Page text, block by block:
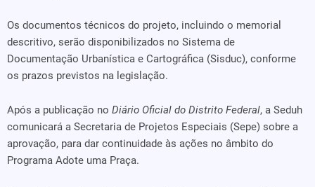
Os documentos técnicos do projeto, incluindo o memorial
descritivo, serão disponibilizados no Sistema de
Documentação Urbanística e Cartográfica (Sisduc), conforme
os prazos previstos na legislação.
Após a publicação no Diário Oficial do Distrito Federal, a Seduh
comunicará a Secretaria de Projetos Especiais (Sepe) sobre a
aprovação, para dar continuidade às ações no âmbito do
Programa Adote uma Praça.